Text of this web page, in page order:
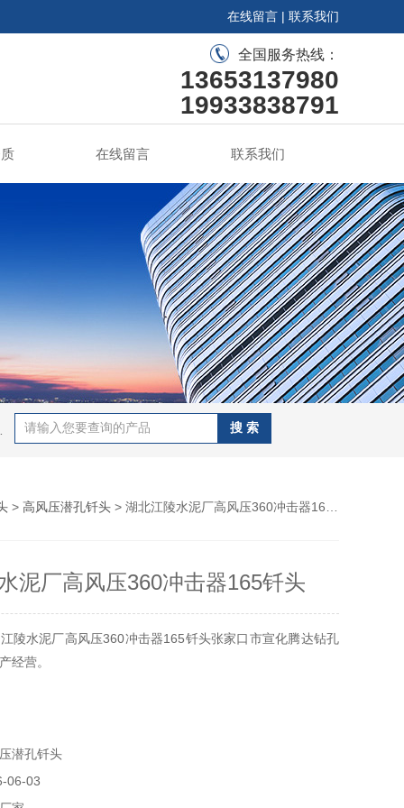
在线留言 | 联系我们
全国服务热线：
13653137980
19933838791
在线留言 联系我们
> 高风压潜孔钎头 > 湖北江陵水泥厂高风压360冲击器165钎头
泥厂高风压360冲击器165钎头
陵水泥厂高风压360冲击器165钎头张家口市宣化腾达钻孔
经营。
潜孔钎头
06-03